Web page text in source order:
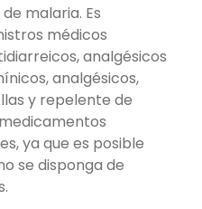
malaria. Es
médicos
analgésicos
analgésicos,
y repelente de
medicamentos
ya que es posible
se disponga de